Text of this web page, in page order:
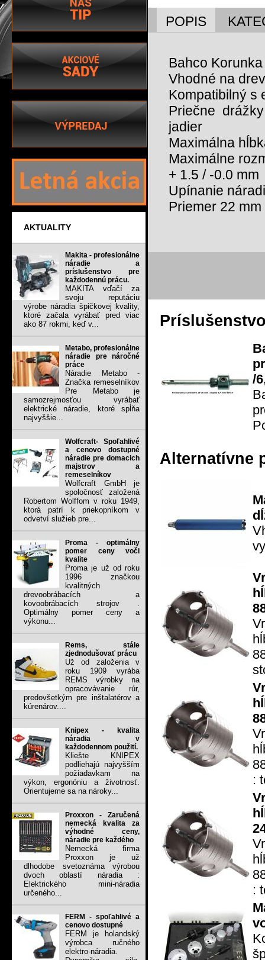
AKTUALITY
Makita - profesionálne
náradie a
príslušenstvo pre
každodennú prácu.
MAKITA vďačí za
svoju reputáciu
výrobe náradia špičkovej kvality,
ktoré začala vyrábať pred viac
ako 87 rokmi, keď v...
Metabo, profesionálne
náradie pre náročné
práce
Náradie Metabo -
Značka remeselníkov
Pre Metabo je
samozrejmosťou vyrábať
elektrické náradie, ktoré spĺňa
najvyššie...
Wolfcraft- Spoľahlivé
a cenovo dostupné
náradie pre domacich
majstrov a
remeselníkov
Wolfcraft GmbH je
spoločnosť založená
Robertom Wolffom v roku 1949,
ktorá patrí k priekopníkom v
odvetví služieb pre...
Proma - optimálny
pomer ceny voči
kvalite
Proma je už od roku
1996 značkou
kvalitných
drevoobrábacích a
kovoobrábacích strojov .
Optimálny pomer ceny a
výkonu...
Rems, stále
zjednodušovať prácu
Už od založenia v
roku 1909 vyrába
REMS výrobky na
opracovávanie rúr,
predovšetkým pre inštalatérov a
kúrenárov....
Knipex - kvalita
náradia v
každodennom použití.
Kliešte KNIPEX
podliehajú najvyšším
požiadavkam na
výkon, ergonóniu a životnosť.
Orientujeme sa na nároky...
Proxxon - Zaručená
nemecká kvalita za
výhodné ceny,
náradie pre každého
Nemecká firma
Proxxon je už
dlhodobe svetoznáma výrobou
dvoch oblastí náradia :
Elektrického mini-náradia
určeného...
FERM - spoľahlivé a
cenovo dostupné
FERM je holandský
výrobca ručného
elektro-náradia.
POPIS
Bahco
Vhodné na
Kompatibilný s
Priečne
jadier
Maximálna
Maximálne
+ 1.5 / -0.0 mm
Upínanie
Priemer 22 mm
/
Alternatívne
:
: